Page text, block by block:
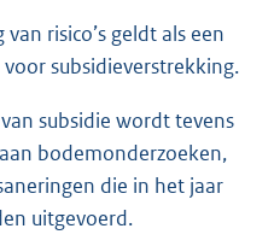
risico’s geldt als een
subsidieverstrekking.
subsidie wordt tevens
bodemonderzoeken,
die in het jaar
uitgevoerd.